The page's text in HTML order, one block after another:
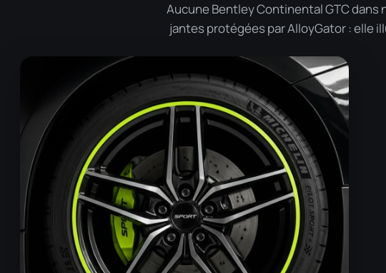
Aucune Bentley Continental GTC
jantes protégées par AlloyGator : elle